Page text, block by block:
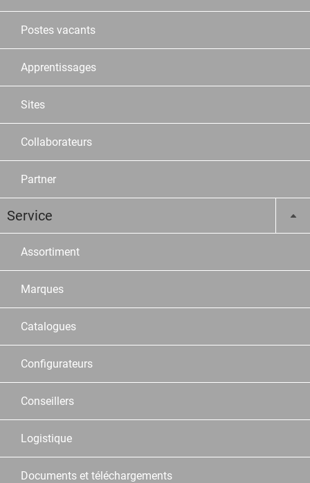
Postes vacants
Apprentissages
Sites
Collaborateurs
Partner
Service
Assortiment
Marques
Catalogues
Configurateurs
Conseillers
Logistique
Documents et téléchargements